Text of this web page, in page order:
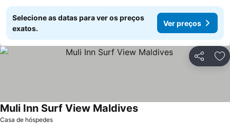
Selecione as datas para ver os preços
exatos.
Ver preços
Partilhar
Casa de hóspedes
Muli Inn Surf View Maldives